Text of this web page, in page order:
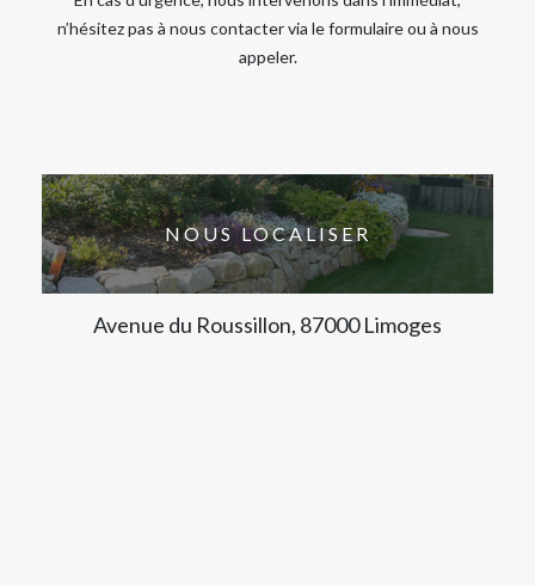
n’hésitez pas à nous contacter via le formulaire ou à nous
appeler.
NOUS LOCALISER
Avenue du Roussillon, 87000 Limoges